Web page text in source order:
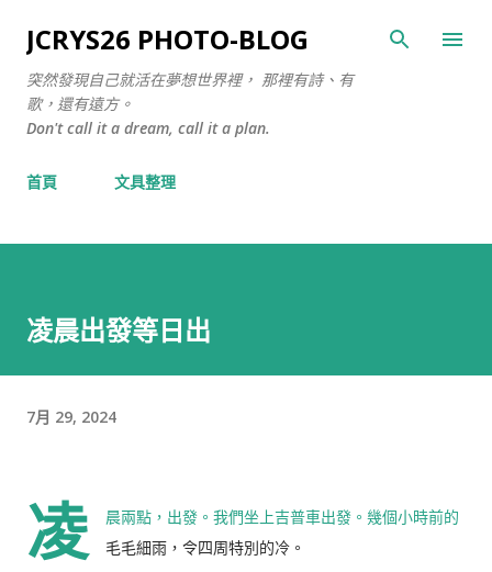
跳至主要內容
JCRYS26 PHOTO-BLOG
突然發現自己就活在夢想世界裡， 那裡有詩、有
歌，還有遠方。
Don't call it a dream, call it a plan.
首頁 文具整理
凌晨出發等日出
7月 29, 2024
凌
晨兩點，出發。我們坐上吉普車出發。幾個小時前的
毛毛細雨，令四周特別的冷。